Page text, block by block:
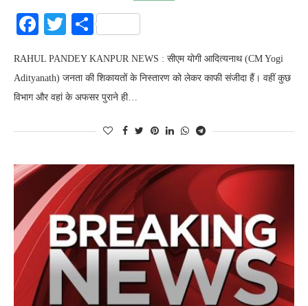
Facebook
Twitter
Share
RAHUL PANDEY KANPUR NEWS : सीएम योगी आदित्यनाथ (CM Yogi
Adityanath) जनता की शिकायतों के निस्तारण को लेकर काफी संजीदा हैं। वहीं कुछ
विभाग और वहां के अफसर पुराने ही…